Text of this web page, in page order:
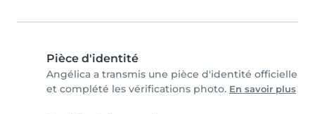
Pièce d'identité
Angélica a transmis une pièce d'identité officielle
et complété les vérifications photo. En savoir plus